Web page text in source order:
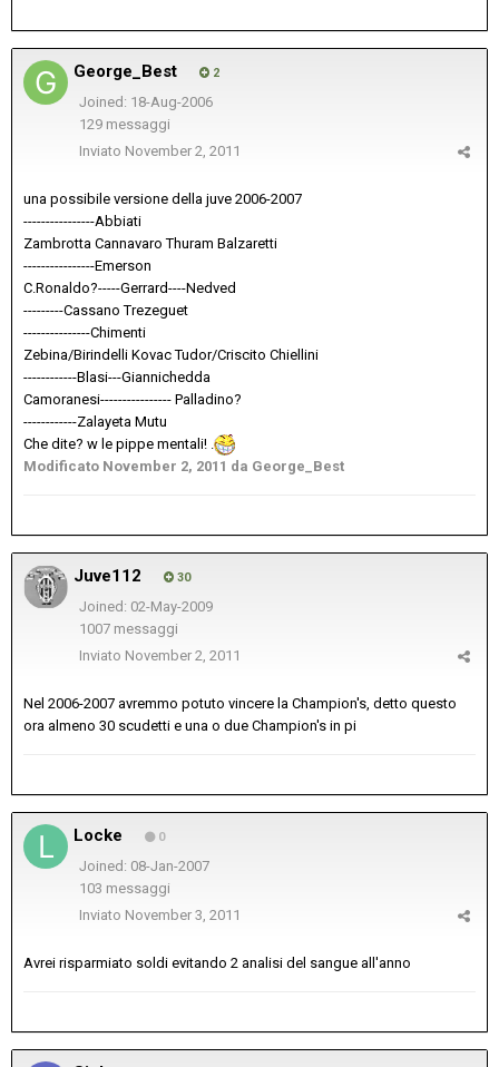
George_Best 2
Joined: 18-Aug-2006
129 messaggi
Inviato November 2, 2011
una possibile versione della juve 2006-2007
----------------Abbiati
Zambrotta Cannavaro Thuram Balzaretti
----------------Emerson
C.Ronaldo?-----Gerrard----Nedved
---------Cassano Trezeguet
---------------Chimenti
Zebina/Birindelli Kovac Tudor/Criscito Chiellini
------------Blasi---Giannichedda
Camoranesi---------------- Palladino?
------------Zalayeta Mutu
Che dite? w le pippe mentali! .
Modificato November 2, 2011 da George_Best
Juve112 30
Joined: 02-May-2009
1007 messaggi
Inviato November 2, 2011
Nel 2006-2007 avremmo potuto vincere la Champion's, detto questo
ora almeno 30 scudetti e una o due Champion's in pi
Locke 0
Joined: 08-Jan-2007
103 messaggi
Inviato November 3, 2011
Avrei risparmiato soldi evitando 2 analisi del sangue all'anno